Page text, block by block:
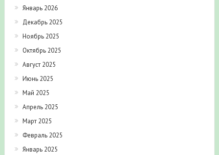
Январь 2026
Декабрь 2025
Ноябрь 2025
Октябрь 2025
Август 2025
Июнь 2025
Май 2025
Апрель 2025
Март 2025
Февраль 2025
Январь 2025